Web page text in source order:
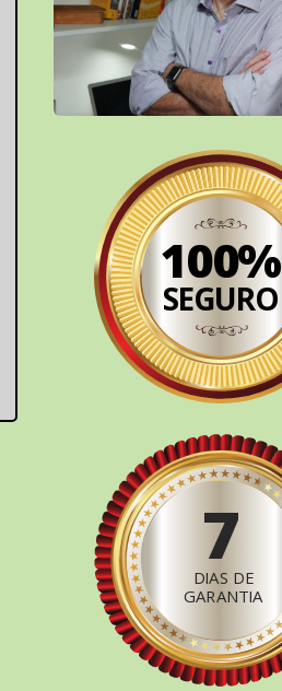
100%
SEGURO
7
DIAS DE
GARANTIA